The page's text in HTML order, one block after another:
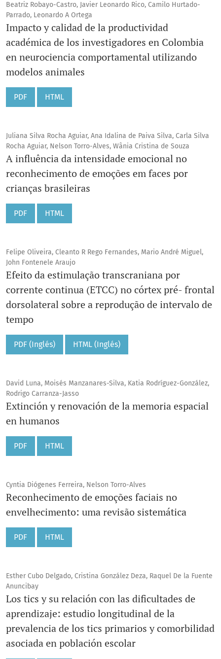
Beatriz Robayo-Castro, Javier Leonardo Rico, Camilo Hurtado-
Parrado, Leonardo A Ortega
Impacto y calidad de la productividad
académica de los investigadores en Colombia
en neurociencia comportamental utilizando
modelos animales
PDF HTML
Juliana Silva Rocha Aguiar, Ana Idalina de Paiva Silva, Carla Silva
Rocha Aguiar, Nelson Torro-Alves, Wânia Cristina de Souza
A influência da intensidade emocional no
reconhecimento de emoções em faces por
crianças brasileiras
PDF HTML
Felipe Oliveira, Cleanto R Rego Fernandes, Mario André Miguel,
John Fontenele Araujo
Efeito da estimulação transcraniana por
corrente continua (ETCC) no córtex pré- frontal
dorsolateral sobre a reprodução de intervalo de
tempo
PDF (Inglés) HTML (Inglés)
David Luna, Moisés Manzanares-Silva, Katia Rodríguez-González,
Rodrigo Carranza-Jasso
Extinción y renovación de la memoria espacial
en humanos
PDF HTML
Cyntia Diógenes Ferreira, Nelson Torro-Alves
Reconhecimento de emoções faciais no
envelhecimento: uma revisão sistemática
PDF HTML
Esther Cubo Delgado, Cristina González Deza, Raquel De la Fuente
Anuncibay
Los tics y su relación con las dificultades de
aprendizaje: estudio longitudinal de la
prevalencia de los tics primarios y comorbilidad
asociada en población escolar